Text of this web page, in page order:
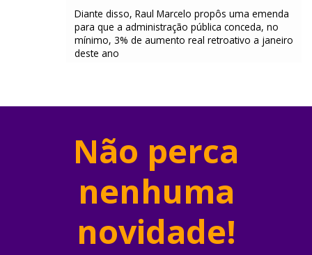
Diante disso, Raul Marcelo propôs uma emenda
para que a administração pública conceda, no
mínimo, 3% de aumento real retroativo a janeiro
deste ano
Não perca
nenhuma
novidade!